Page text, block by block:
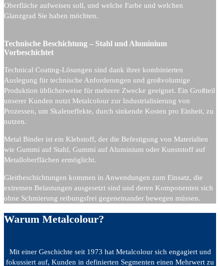
Oberfläche aufweisen soll, und welche Farbe und welchen
Glanzgrad Sie haben möchten.
Technische Beschichtung – Stahl und Aluminium
Vorbeschichtet
Technical Coating-Lösungen sind dank ihrer kombinierten
Auslegung für technische Anforderungen und großvolumige
Produktion üblicherweise für mehrere Zwecke geeignet. Ein Großteil
unserer Kunden nutzt Metalcolour zur Industrialisierung von
Prozessen, um Skaleneffekte, durch sinkende Kosten pro Einheit, zu
nutzen.
Metal Binder ist ein Klebstoff, der die Befestigung von Materialien
wie Gummi auf Stahl, Gummi auf Aluminium oder Kunststoff auf
Metalloberflächen ermöglicht.
Gleitbeschichtungen kommen in Anwendungen zum Einsatz, die
extremen Belastungen ausgesetzt sind und deren Komponenten sich
ohne Schmierung reibungsfrei gegeneinander bewegen müssen.
Warum Metalcolour?
Mit einer Geschichte seit 1973 hat Metalcolour sich engagiert und
fokussiert auf, Kunden in definierten Segmenten einen Mehrwert zu